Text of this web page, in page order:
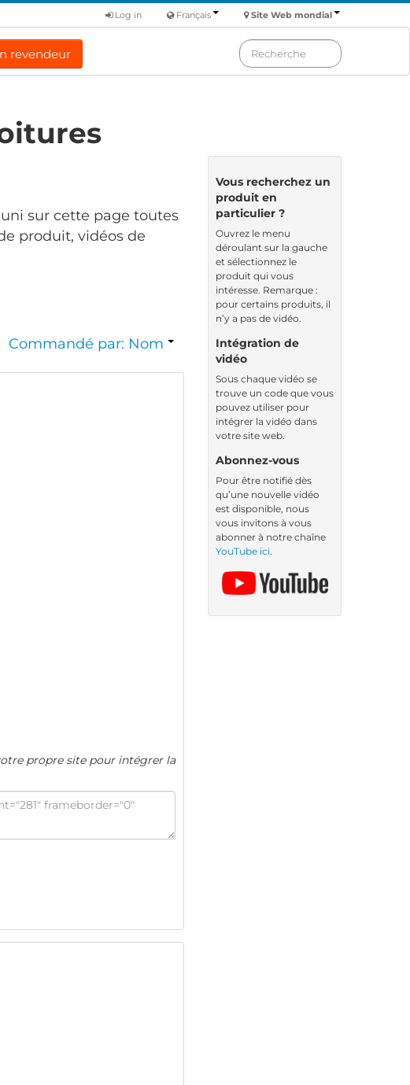
Site Web mondial
Français
Log in
revendeur
sur cette page toutes
produit, vidéos de
Commandé par: Nom
propre site pour intégrer la
Vous recherchez un
produit en
particulier ?
Ouvrez le menu
déroulant sur la gauche
et sélectionnez le
produit qui vous
intéresse. Remarque :
pour certains produits, il
n’y a pas de vidéo.
Intégration de
vidéo
Sous chaque vidéo se
trouve un code que vous
pouvez utiliser pour
intégrer la vidéo dans
votre site web.
Abonnez-vous
Pour être notifié dès
qu’une nouvelle vidéo
est disponible, nous
vous invitons à vous
abonner à notre chaîne
YouTube ici.